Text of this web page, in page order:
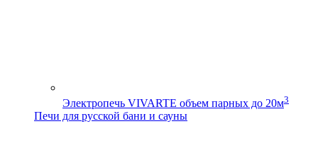
Электропечь VIVARTE объем парных до 20м3
Печи для русской бани и сауны